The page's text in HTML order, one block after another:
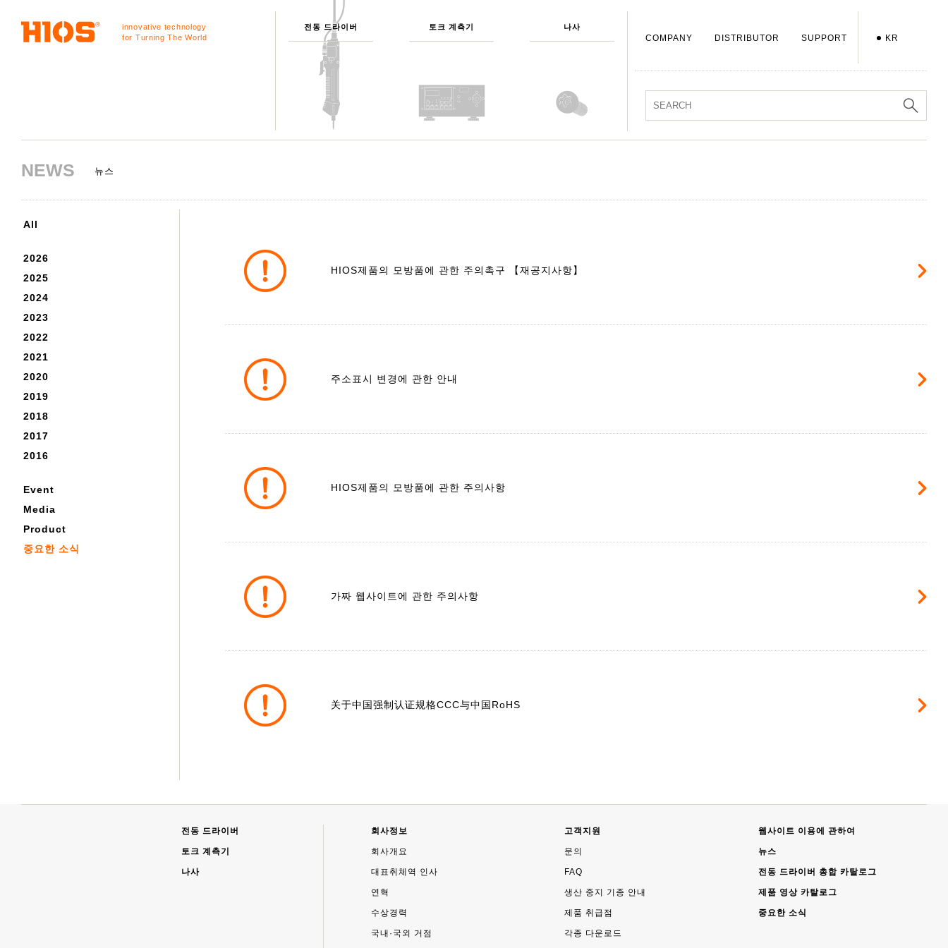
innovative technology
for Turning The World
전동 드라이버 토크 계측기 나사
COMPANY DISTRIBUTOR SUPPORT KR
NEWS 뉴스
All
2026
2025
2024
2023
2022
2021
2020
2019
2018
2017
2016
Event
Media
Product
중요한 소식
HIOS제품의 모방품에 관한 주의촉구 【재공지사항】
주소표시 변경에 관한 안내
HIOS제품의 모방품에 관한 주의사항
가짜 웹사이트에 관한 주의사항
关于中国强制认证规格CCC与中国RoHS
전동 드라이버
토크 계측기
나사
회사정보
회사개요
대표취체역 인사
연혁
수상경력
국내·국외 거점
고객지원
문의
FAQ
생산 중지 기종 안내
제품 취급점
각종 다운로드
웹사이트 이용에 관하여
뉴스
전동 드라이버 총합 카탈로그
제품 영상 카탈로그
중요한 소식